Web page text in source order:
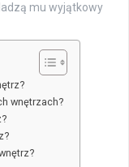
mu wyjątkowy
wnętrzach?